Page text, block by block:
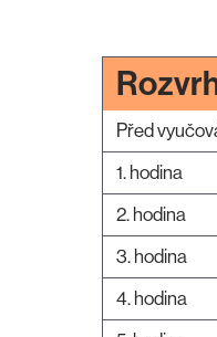
Před
1. hodina
2. hodina
3. hodina
4. hodina